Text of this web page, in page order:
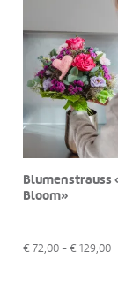
Blumenstrauss
Bloom»
€ 72,00 - € 129,00